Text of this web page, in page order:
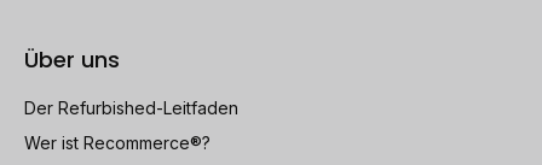
Über uns
Der Refurbished-Leitfaden
Wer ist Recommerce®?